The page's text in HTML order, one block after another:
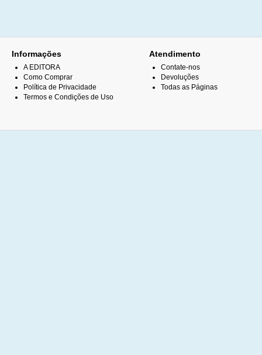
Informações
A EDITORA
Como Comprar
Política de Privacidade
Termos e Condições de Uso
Atendimento
Contate-nos
Devoluções
Todas as Páginas